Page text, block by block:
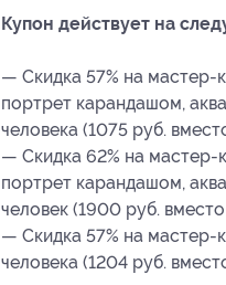
Купон действует на
— Скидка 57% на мастер-
портрет карандашом,
человека (1075 руб.
— Скидка 62% на мастер-
портрет карандашом,
человек (1900 руб.
— Скидка 57% на мастер-
человека (1204 руб.